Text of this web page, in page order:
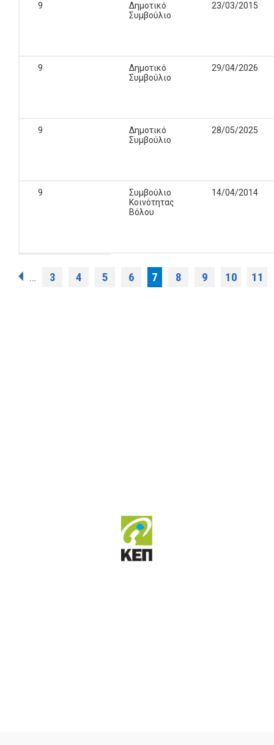
9
Δημοτικό
Συμβούλιο
23/03/2015
9
Δημοτικό
Συμβούλιο
29/04/2026
9
Δημοτικό
Συμβούλιο
28/05/2025
9
Συμβούλιο
Κοινότητας
Βόλου
14/04/2014
Σελίδες
… 3 4 5 6 7 8 9 10 11